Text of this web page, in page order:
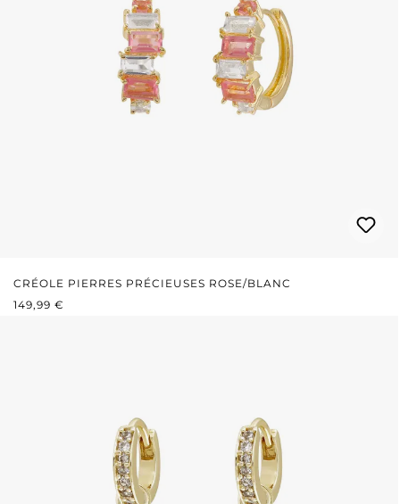
CRÉOLE PIERRES PRÉCIEUSES ROSE/BLANC
PRIX RÉGULIER :
149,99 €